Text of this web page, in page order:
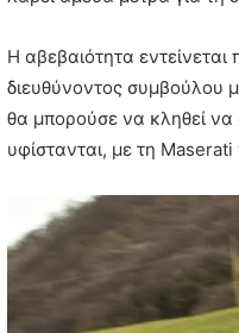
Η αβεβαιότητα
διευθύνοντος συμβούλου
θα μπορούσε να κληθεί να
υφίστανται, με τη